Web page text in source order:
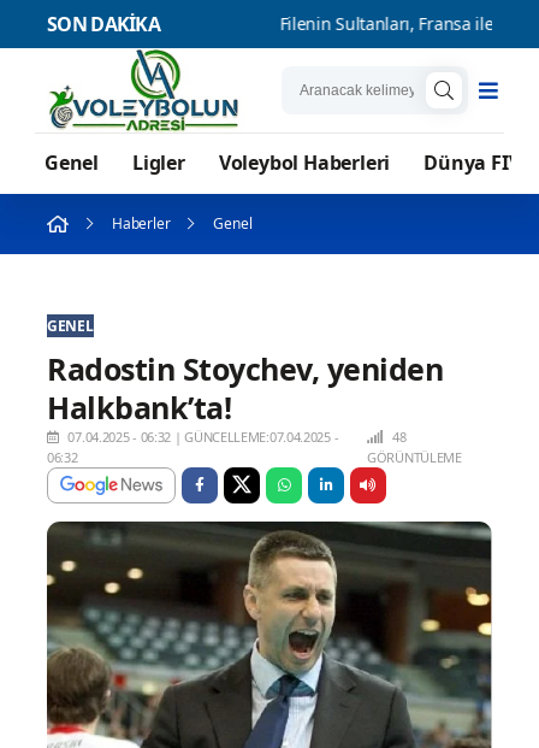
SON DAKİKA
Başladı Filenin Sultanları, Fransa ile Hazırlık Maçı Oynadı
Genel Ligler Voleybol Haberleri Dünya
Haberler Genel
GENEL
Radostin Stoychev, yeniden
Halkbank’ta!
07.04.2025 - 06:32 |GÜNCELLEME:07.04.2025 -
06:32
48
GÖRÜNTÜLEME